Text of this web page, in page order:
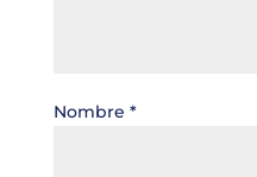
Nombre *